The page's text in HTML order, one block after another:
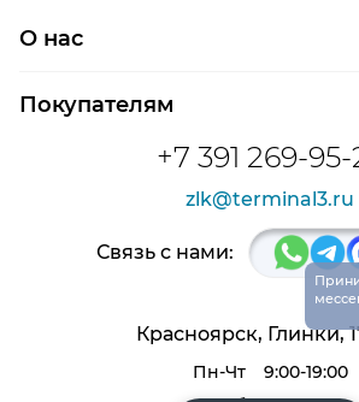
+7 391 269-95-
zlk@terminal3.ru
О нас
Сертификаты на продукцию
Покупателям
Доставка и оплата
Расшифровка маркировки
Связь с нами:
Красноярск, Глинки,
Пн-Чт
9:00-19:00